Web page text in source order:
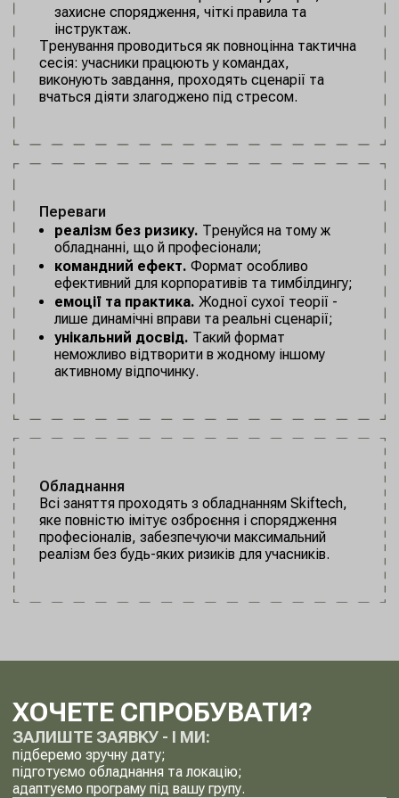
захисне спорядження, чіткі правила та
інструктаж.
Тренування проводиться як повноцінна тактична
сесія: учасники працюють у командах,
виконують завдання, проходять сценарії та
вчаться діяти злагоджено під стресом.
Переваги
реалізм без ризику. Тренуйся на тому ж
обладнанні, що й професіонали;
командний ефект. Формат особливо
ефективний для корпоративів та тимбілдингу;
емоції та практика. Жодної сухої теорії -
лише динамічні вправи та реальні сценарії;
унікальний досвід. Такий формат
неможливо відтворити в жодному іншому
активному відпочинку.
Обладнання
Всі заняття проходять з обладнанням Skiftech,
яке повністю імітує озброєння і спорядження
професіоналів, забезпечуючи максимальний
реалізм без будь-яких ризиків для учасників.​
ХОЧЕТЕ СПРОБУВАТИ?
ЗАЛИШТЕ ЗАЯВКУ - І МИ:
підберемо зручну дату;
підготуємо обладнання та локацію;
адаптуємо програму під вашу групу.